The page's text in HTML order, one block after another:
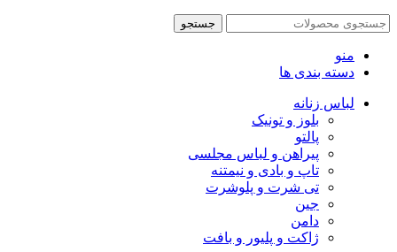
جستجو
منو
دسته بندی ها
لباس زنانه
بلوز و تونیک
پالتو
پیراهن و لباس مجلسی
تاپ و بادی و نیمتنه
تی شرت و پلوشرت
جین
دامن
ژاکت و پلیور و بافت